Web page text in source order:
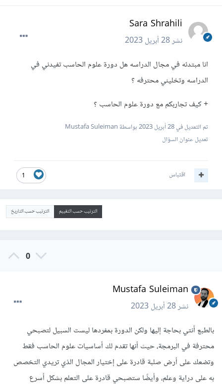
Sara Shrahili
نشر28 أبريل 2023
انا مبتدئه في مجال الدراسه هل دورة علوم الحاسب تفيدني في
الدراسه وتخليني محترفه ؟
+ كيف تجاربكم مع دورة علوم الحاسب ؟
تم التعديل في28 أبريل 2023
بواسطة Mustafa Suleiman
تعديل عنوان السؤال
1 اقتباس
الترتيب حسب التقييم الترتيب حسب التاريخ
0
Mustafa Suleiman
نشر28 أبريل 2023
بالطبع أنتي بحاجة إليها ولكن الدورة بمفردها ليست السبيل لتصبحي
محترفة في البرمجة، حيث أنها تقدم لك أساسيات علوم الحاسب فقط
وتضعك على أرض صلبة قادرة على إختيار المجال الذي تريدي التخصص
به على دراية وعلم، وأيضًا ستصبحي قادرة على التعلم بشكل أسرع